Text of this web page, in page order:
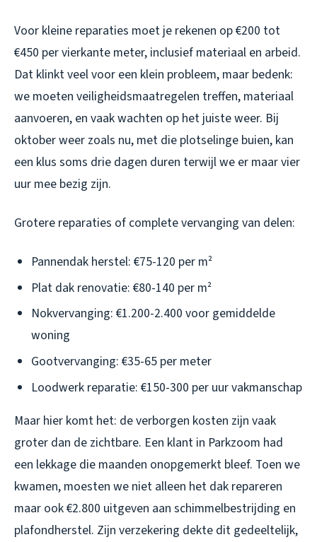
Voor kleine reparaties moet je rekenen op €200 tot
€450 per vierkante meter, inclusief materiaal en arbeid.
Dat klinkt veel voor een klein probleem, maar bedenk:
we moeten veiligheidsmaatregelen treffen, materiaal
aanvoeren, en vaak wachten op het juiste weer. Bij
oktober weer zoals nu, met die plotselinge buien, kan
een klus soms drie dagen duren terwijl we er maar vier
uur mee bezig zijn.
Grotere reparaties of complete vervanging van delen:
Pannendak herstel: €75-120 per m²
Plat dak renovatie: €80-140 per m²
Nokvervanging: €1.200-2.400 voor gemiddelde
woning
Gootvervanging: €35-65 per meter
Loodwerk reparatie: €150-300 per uur vakmanschap
Maar hier komt het: de verborgen kosten zijn vaak
groter dan de zichtbare. Een klant in Parkzoom had
een lekkage die maanden onopgemerkt bleef. Toen we
kwamen, moesten we niet alleen het dak repareren
maar ook €2.800 uitgeven aan schimmelbestrijding en
plafondherstel. Zijn verzekering dekte dit gedeeltelijk,